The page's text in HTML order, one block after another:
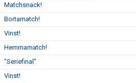
Matchsnack!
Bortamatch!
Vinst!
Hemmamatch!
”Seriefinal”
Vinst!